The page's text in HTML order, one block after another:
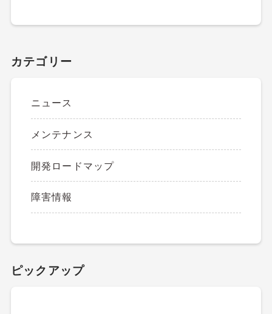
カテゴリー
ニュース
メンテナンス
開発ロードマップ
障害情報
ピックアップ